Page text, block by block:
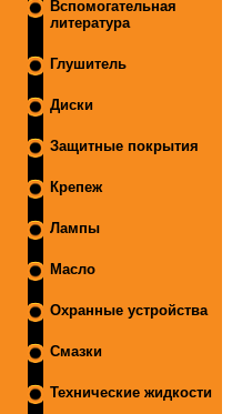
Вспомогательная
литература
Глушитель
Диски
Защитные покрытия
Крепеж
Лампы
Масло
Охранные устройства
Смазки
Технические жидкости